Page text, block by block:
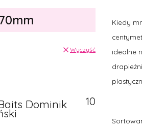
Wyczyść
Dominik 10
Kiedy
idealne
Lista